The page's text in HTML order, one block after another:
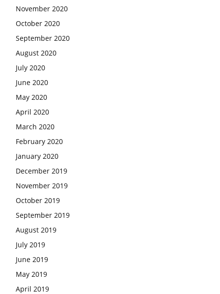
November 2020
October 2020
September 2020
August 2020
July 2020
June 2020
May 2020
April 2020
March 2020
February 2020
January 2020
December 2019
November 2019
October 2019
September 2019
August 2019
July 2019
June 2019
May 2019
April 2019